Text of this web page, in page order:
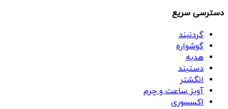
دسترسی سریع
گردنبند
گوشواره
هدیه
دستبند
انگشتر
آویز ساعت و چرم
اکسسوری